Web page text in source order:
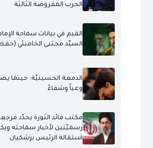
الحرب المفروضة الثالثة
القيم في بيانات سماحة
السيّد مجتبى الخامنئي
الدمعة الحسينيّة: حينما
وعياً وشفاءً
مكتب قائد الثورة يحدّد
رسميّتين لأخبار سماحته
استقالة الرئيس بزشكيان